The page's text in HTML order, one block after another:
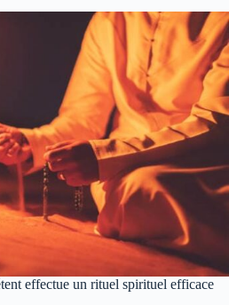
effectue un rituel spirituel efficace